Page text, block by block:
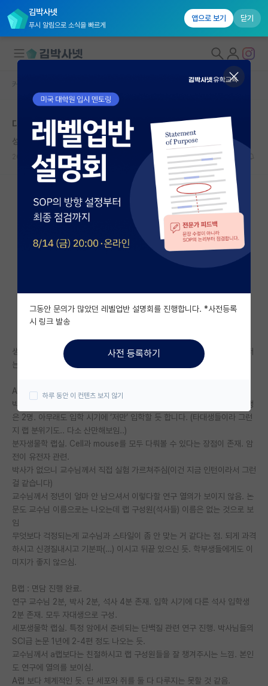
김박사넷
푸시 알림으로 소식을 빠르게
앱으로 보기 닫기
대학원생 모집
국내대학원 정보
연구실&오픈랩
커뮤니티
커뮤니티 홈
전체글보기
베스트 게시판
자유 게시판(아무개랩)
미국 유학 게시판
미국 대학원 합격 후기 게시판
대학원생 모집 게시판
연구실(PI) 홍보 게시판
석박사 채용 정보 게시판
임용 정보 게시판
학부 인턴 게시판
취업 게시판
임용 후기 게시판
PI 전용 게시판
특수/전문대학원 게시판
반도체/AI 게시판
장학금/장학생 게시판
학술 정보 게시판
커뮤니티 홈
대학원 랩 선택 조언 구합니다(랩 상황 기재)
성실한 프랜시스 크릭
2023.07.01 12 2759
생명과학전공 둘 다 자대 랩실이고 두 교수님과 모두 면담 해보았습니다. 저
는 석사 학위만 받고 제약, 바이오 회사취업을 준비하고자 합니다.
A랩 : 현재 인턴 중. (3주 정도 됨)
박사 없고 석사로만 구성. 타대생으로 구성. 제가 입학하면 남아있는 석사생
은 2명. 아무래도 입학 시기에 ‘저만’ 입학할 듯 합니다. (타대생들이라 그런
지 랩 분위기도.. 다소 산만해보임..)
분자생물학 랩실. Cell과 mouse를 모두 다뤄볼 수 있다는 장점이 존재. 암
전이 유전자 관련.
박사가 없으니 교수님께서 직접 실험 가르쳐주심(이건 지금 인턴이라서 그런
걸 같습니다)
교수님께서 정년이 얼마 안 남으셔서 이렇다할 연구 열의가 보이지 않음. 논
문도 교수님 이름으로는 나오는데 랩 구성원(석사들) 이름은 없는 것으로 보
임
무엇보다 걱정되는게 교수님과 스타일이 좀 안 맞는 거 같다는 점. 되게 과격
하시고 신경질내시고 기분파(…) 이시고 뒤끝 있으신 듯. 학부생들에게도 이
미지가 좋지 않으심.
B랩 : 면담 진행 완료.
연구 교수님 2분, 박사 2분, 석사 4분 존재. 입학 시기에 다른 석사 입학생
2분 존재. 모두 자대생으로 구성.
세포생물학 랩실. 특정 암에서 준비되는 단백질 관련 연구 진행. 박사님들의
SCI급 논문 1년에 2-4편 정도 나오는 듯.
교수님께서 a랩보다는 친절하시고 랩 구성원들을 잘 챙겨주시는 느낌. 본인
도 연구에 열의를 보이심.
A랩 보다 체계적인 듯. 단 세포와 쥐를 둘 다 다루지는 못할 것 같음.
그동안 문의가 많았던 레벨업반 설명회를 진행합니다. *사전등록
시 링크 발송
사전 등록하기
하루 동안 이 컨텐츠 보지 않기